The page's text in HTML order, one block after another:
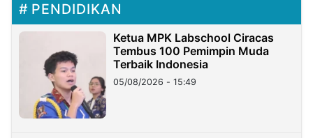
PENDIDIKAN
Ketua MPK Labschool Ciracas
Tembus 100 Pemimpin Muda
Terbaik Indonesia
05/08/2026 - 15:49